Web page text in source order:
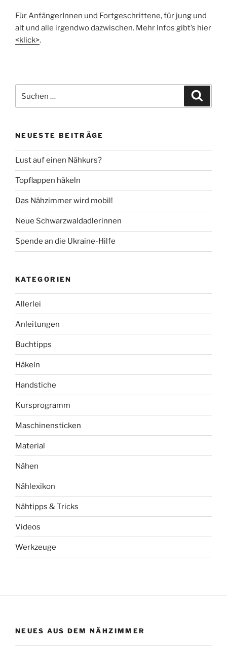
Für Anfän­ge­rIn­nen und Fort­ge­schrit­te­ne, für jung und
alt und alle irgend­wo dazwi­schen. Mehr Infos gibt’s hier
<klick>.
nach:
NEUESTE BEITRÄGE
Lust auf einen Nähkurs?
Topflappen häkeln
Das Nähzimmer wird mobil!
Neue Schwarzwaldadlerinnen
Spende an die Ukraine-Hilfe
KATEGORIEN
Allerlei
Anleitungen
Buchtipps
Häkeln
Handstiche
Kursprogramm
Maschinensticken
Material
Nähen
Nählexikon
Nähtipps & Tricks
Videos
Werkzeuge
NEUES AUS DEM NÄHZIMMER